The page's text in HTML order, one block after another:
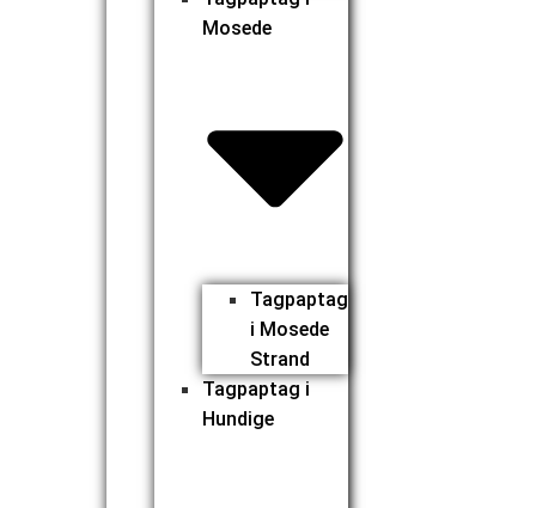
Mosede
Tagpaptag
i Mosede
Strand
Tagpaptag i
Hundige